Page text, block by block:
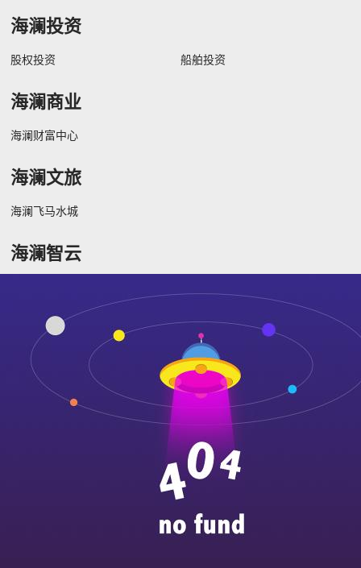
海澜投资
股权投资 船舶投资
海澜商业
海澜财富中心
海澜文旅
海澜飞马水城
海澜智云